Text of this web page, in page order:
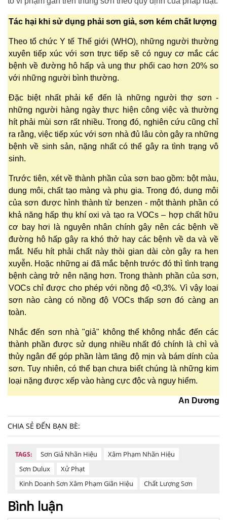
Tác hại khi sử dụng phải sơn giả, sơn kém chất lượng
Theo tổ chức Y tế Thế giới (WHO), những người thường
xuyên tiếp xúc với sơn trực tiếp sẽ có nguy cơ mắc các
bệnh về đường hô hấp và ung thư phổi cao hơn 20% so
với những người bình thường.
Đặc biệt nhất phải kể đến là những người thợ sơn -
những người hàng ngày thực hiện công việc và thường
hít phải mùi sơn rất nhiều. Trong đó, nghiên cứu cũng chỉ
ra rằng, việc tiếp xúc với sơn nhà đủ lâu còn gây ra những
bệnh về sinh sản, nặng nhất có thể gây ra tình trạng vô
sinh.
Trước tiên, xét về thành phần của sơn bao gồm: bột màu,
dung môi, chất tạo màng và phụ gia. Trong đó, dung môi
của sơn được hình thành từ benzen - một thành phần có
khả năng hấp thụ khí oxi và tạo ra VOCs – hợp chất hữu
cơ bay hơi là nguyên nhân chính gây nên các bệnh về
đường hô hấp gây ra khó thở hay các bệnh về da và về
mắt. Nếu hít phải chất này thòi gian dài còn gây ra hen
xuyễn. Hoặc những ai đã mắc bệnh trước đó thì tình trạng
bệnh càng trở nên nặng hơn. Trong thành phần của sơn,
VOCs chỉ được cho phép với nồng độ <0,3%. Vì vậy loại
sơn nào càng có nồng độ VOCs thấp sơn đó càng an
toàn.
Nhắc đến sơn nhà "giả" không thể không nhắc đến các
thành phần được sử dụng nhiều nhất đó chính là chì và
thủy ngân để góp phần làm tăng độ mịn và bám dính của
sơn. Tuy nhiên, có thể bạn chưa biết chúng là những kim
loại nặng được xếp vào hàng cực độc và nguy hiểm.
An Dương
CHIA SẺ ĐẾN BẠN BÈ:
TAGS: Sơn Giả Nhãn Hiệu
Xâm Phạm Nhãn Hiệu
Sơn Dulux
Xử Phạt
Kinh Doanh Sơn Xâm Phạm Giãn Hiệu
Chất Lượng Sơn
Bình luận